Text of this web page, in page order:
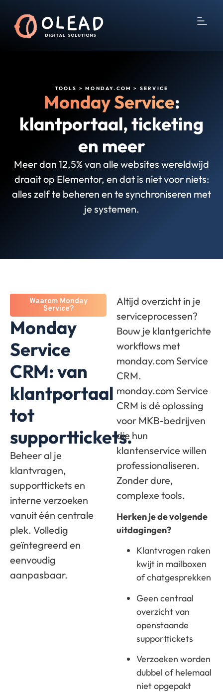
TOOLS > MONDAY.COM > SERVICE
Monday Service:
klantportaal, ticketing
en meer
Meer dan 12,5% van alle websites wereldwijd
draait op Elementor, en dat is niet voor niets:
alles zelf te beheren en te synchroniseren met
je systemen.
Waarom Monday
Service?
Monday
Service
CRM: van
klantportaal
tot
supporttickets.
Beheer al je
klantvragen,
supporttickets en
interne verzoeken
vanuit één centrale
plek. Volledig
geïntegreerd en
eenvoudig
aanpasbaar.
Altijd overzicht in je
serviceprocessen?
Bouw je klantgerichte
workflows met
monday.com Service
CRM.
monday.com Service
CRM is dé oplossing
voor MKB-bedrijven
die hun
klantenservice willen
professionaliseren.
Zonder dure,
complexe tools.
Herken je de volgende
uitdagingen?
Klantvragen raken
kwijt in mailboxen
of chatgesprekken
Geen centraal
overzicht van
openstaande
supporttickets
Verzoeken worden
dubbel of helemaal
niet opgepakt